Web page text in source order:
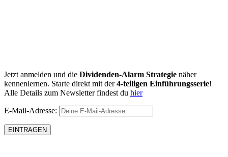
Jetzt anmelden und die Dividenden-Alarm Strategie näher
kennenlernen. Starte direkt mit der4-teiligen Einführungsserie!
Alle Details zum Newsletter findest du hier
E-Mail-Adresse: